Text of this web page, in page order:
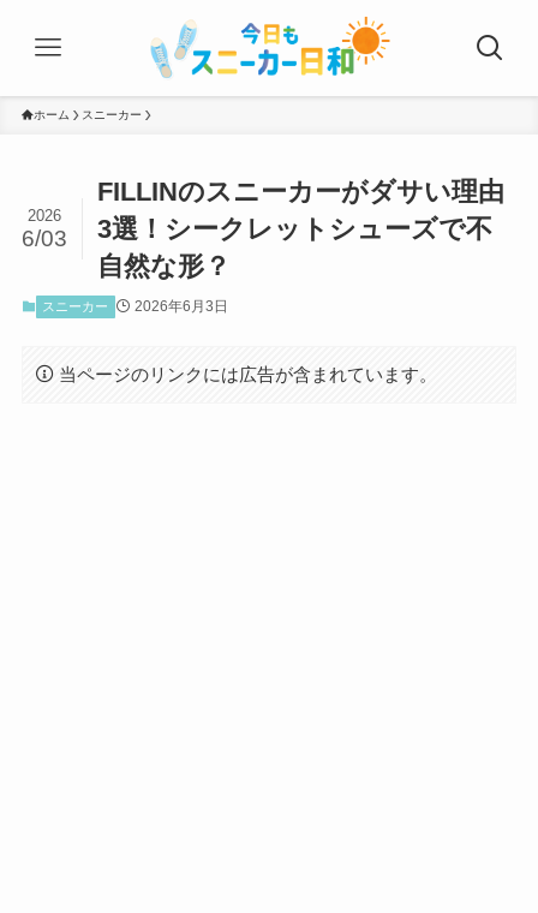
ホーム スニーカー
FILLINのスニーカーがダサい理由
3選！シークレットシューズで不
自然な形？
2026
6/03
スニーカー 2026年6月3日
当ページのリンクには広告が含まれています。